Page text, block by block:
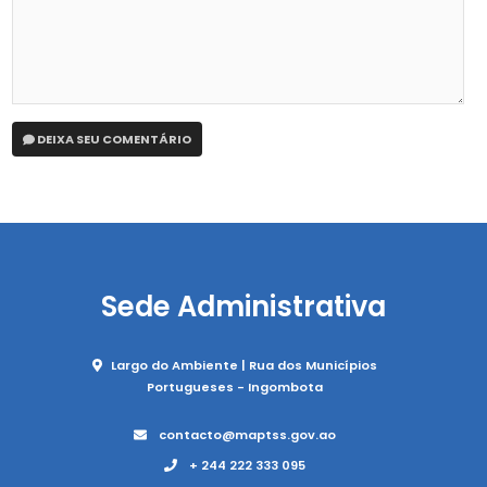
DEIXA SEU COMENTÁRIO
Sede Administrativa
Largo do Ambiente | Rua dos Municípios
Portugueses - Ingombota
contacto@maptss.gov.ao
+ 244 222 333 095